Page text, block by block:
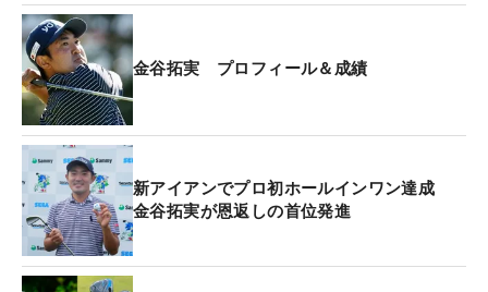
＜BMW日本ゴルフツアー選手権 森ビルカップ 最
終日◇4日◇宍戸ヒルズカントリークラブ 西コース
（茨城県）◇7430ヤード・パー71＞
「BMW日本ゴルフツアー選手権 森ビルカップ」で
金谷拓実 プロフィール＆成績
新アイアンでプロ初ホールインワン達成
金谷拓実が恩返しの首位発進